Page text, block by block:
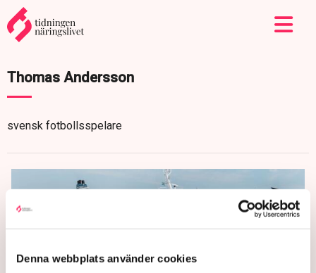
Denna webbplats använder cookies
Thomas Andersson
svensk fotbollsspelare